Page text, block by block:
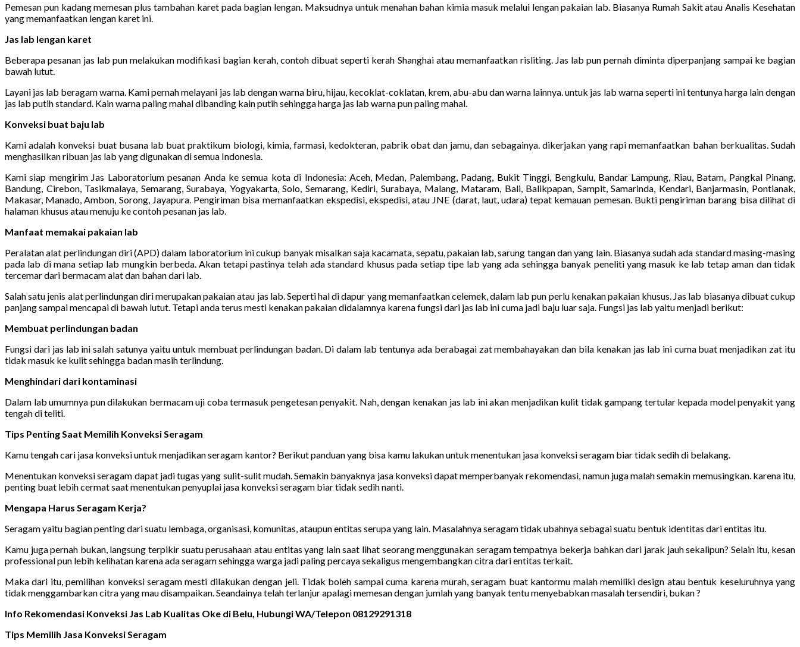
Pemesan pun kadang memesan plus tambahan karet pada bagian lengan. Maksudnya untuk menahan bahan kimia masuk melalui lengan pakaian lab. Biasanya Rumah Sakit atau Analis Kesehatan
yang memanfaatkan lengan karet ini.
Jas lab lengan karet
Beberapa pesanan jas lab pun melakukan modifikasi bagian kerah, contoh dibuat seperti kerah Shanghai atau memanfaatkan risliting. Jas lab pun pernah diminta diperpanjang sampai ke bagian
bawah lutut.
Layani jas lab beragam warna. Kami pernah melayani jas lab dengan warna biru, hijau, kecoklat-coklatan, krem, abu-abu dan warna lainnya. untuk jas lab warna seperti ini tentunya harga lain dengan
jas lab putih standard. Kain warna paling mahal dibanding kain putih sehingga harga jas lab warna pun paling mahal.
Konveksi buat baju lab
Kami adalah konveksi buat busana lab buat praktikum biologi, kimia, farmasi, kedokteran, pabrik obat dan jamu, dan sebagainya. dikerjakan yang rapi memanfaatkan bahan berkualitas. Sudah
menghasilkan ribuan jas lab yang digunakan di semua Indonesia.
Kami siap mengirim Jas Laboratorium pesanan Anda ke semua kota di Indonesia: Aceh, Medan, Palembang, Padang, Bukit Tinggi, Bengkulu, Bandar Lampung, Riau, Batam, Pangkal Pinang,
Bandung, Cirebon, Tasikmalaya, Semarang, Surabaya, Yogyakarta, Solo, Semarang, Kediri, Surabaya, Malang, Mataram, Bali, Balikpapan, Sampit, Samarinda, Kendari, Banjarmasin, Pontianak,
Makasar, Manado, Ambon, Sorong, Jayapura. Pengiriman bisa memanfaatkan ekspedisi, ekspedisi, atau JNE (darat, laut, udara) tepat kemauan pemesan. Bukti pengiriman barang bisa dilihat di
halaman khusus atau menuju ke contoh pesanan jas lab.
Manfaat memakai pakaian lab
Peralatan alat perlindungan diri (APD) dalam laboratorium ini cukup banyak misalkan saja kacamata, sepatu, pakaian lab, sarung tangan dan yang lain. Biasanya sudah ada standard masing-masing
pada lab di mana setiap lab mungkin berbeda. Akan tetapi pastinya telah ada standard khusus pada setiap tipe lab yang ada sehingga banyak peneliti yang masuk ke lab tetap aman dan tidak
tercemar dari bermacam alat dan bahan dari lab.
Salah satu jenis alat perlindungan diri merupakan pakaian atau jas lab. Seperti hal di dapur yang memanfaatkan celemek, dalam lab pun perlu kenakan pakaian khusus. Jas lab biasanya dibuat cukup
panjang sampai mencapai di bawah lutut. Tetapi anda terus mesti kenakan pakaian didalamnya karena fungsi dari jas lab ini cuma jadi baju luar saja. Fungsi jas lab yaitu menjadi berikut:
Membuat perlindungan badan
Fungsi dari jas lab ini salah satunya yaitu untuk membuat perlindungan badan. Di dalam lab tentunya ada berabagai zat membahayakan dan bila kenakan jas lab ini cuma buat menjadikan zat itu
tidak masuk ke kulit sehingga badan masih terlindung.
Menghindari dari kontaminasi
Dalam lab umumnya pun dilakukan bermacam uji coba termasuk pengetesan penyakit. Nah, dengan kenakan jas lab ini akan menjadikan kulit tidak gampang tertular kepada model penyakit yang
tengah di teliti.
Tips Penting Saat Memilih Konveksi Seragam
Kamu tengah cari jasa konveksi untuk menjadikan seragam kantor? Berikut panduan yang bisa kamu lakukan untuk menentukan jasa konveksi seragam biar tidak sedih di belakang.
Menentukan konveksi seragam dapat jadi tugas yang sulit-sulit mudah. Semakin banyaknya jasa konveksi dapat memperbanyak rekomendasi, namun juga malah semakin memusingkan. karena itu,
penting buat lebih cermat saat menentukan penyuplai jasa konveksi seragam biar tidak sedih nanti.
Mengapa Harus Seragam Kerja?
Seragam yaitu bagian penting dari suatu lembaga, organisasi, komunitas, ataupun entitas serupa yang lain. Masalahnya seragam tidak ubahnya sebagai suatu bentuk identitas dari entitas itu.
Kamu juga pernah bukan, langsung terpikir suatu perusahaan atau entitas yang lain saat lihat seorang menggunakan seragam tempatnya bekerja bahkan dari jarak jauh sekalipun? Selain itu, kesan
professional pun lebih kelihatan karena ada seragam sehingga warga jadi paling percaya sekaligus mengembangkan citra dari entitas terkait.
Maka dari itu, pemilihan konveksi seragam mesti dilakukan dengan jeli. Tidak boleh sampai cuma karena murah, seragam buat kantormu malah memiliki design atau bentuk keseluruhnya yang
tidak menggambarkan citra yang mau disampaikan. Seandainya telah terlanjur apalagi memesan dengan jumlah yang banyak tentu menyebabkan masalah tersendiri, bukan ?
Info Rekomendasi Konveksi Jas Lab Kualitas Oke di Belu, Hubungi WA/Telepon 08129291318
Tips Memilih Jasa Konveksi Seragam